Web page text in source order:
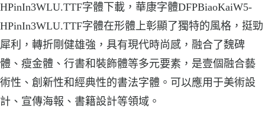
HPinIn3WLU.TTF字體下載，華康字體DFPBiaoKaiW5-
HPinIn3WLU.TTF字體在形體上彰顯了獨特的風格，挺勁
犀利，轉折剛健雄強，具有現代時尚感，融合了魏碑
體、瘦金體、行書和裝飾體等多元要素，是壹個融合藝
術性、創新性和經典性的書法字體。可以應用于美術設
計、宣傳海報、書籍設計等領域。